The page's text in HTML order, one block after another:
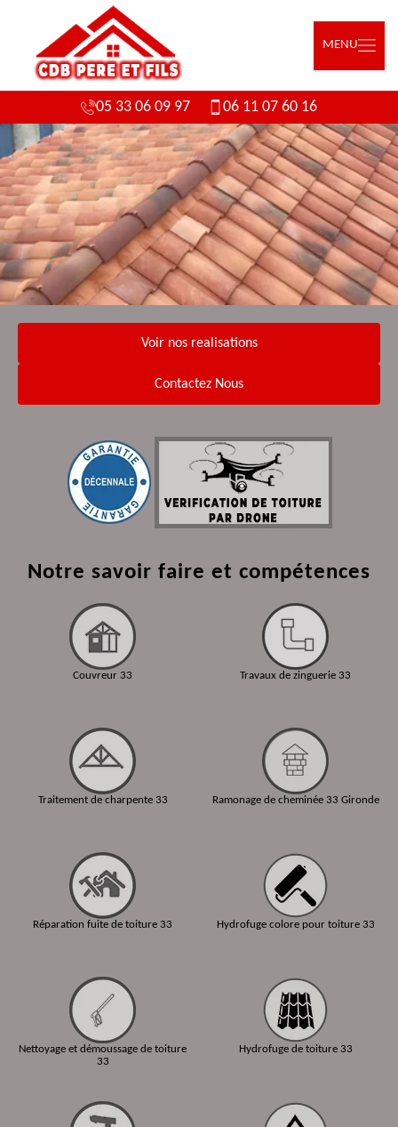
MENU
05 33 06 09 97 06 11 07 60 16
Voir nos realisations
Contactez Nous
Notre savoir faire et compétences
Couvreur 33
Traitement de charpente 33
Réparation fuite de toiture 33
Nettoyage et démoussage de toiture
33
Travaux de zinguerie 33
Ramonage de cheminée 33 Gironde
Hydrofuge colore pour toiture 33
Hydrofuge de toiture 33